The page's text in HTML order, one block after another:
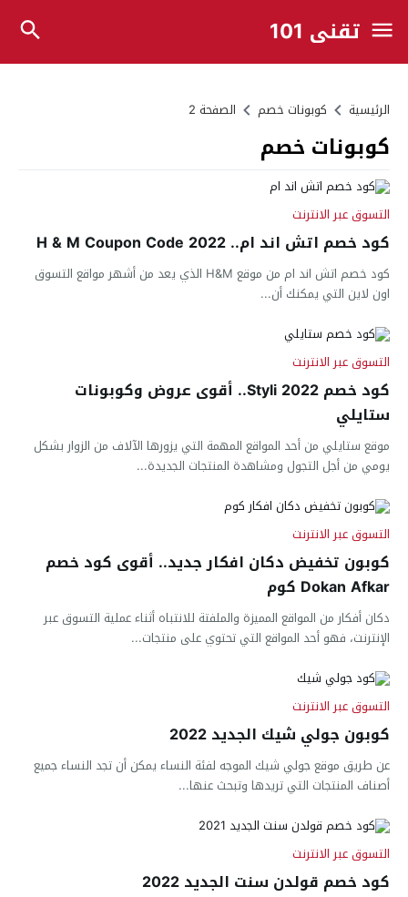
تقني 101
الرئيسية كوبونات خصم الصفحة 2
كوبونات خصم
التسوق عبر الانترنت
كود خصم اتش اند ام.. H & M Coupon Code 2022
كود خصم اتش اند ام من موقع H&M الذي يعد من أشهر مواقع التسوق
اون لاين التي يمكنك أن...
التسوق عبر الانترنت
كود خصم Styli 2022.. أقوى عروض وكوبونات
ستايلي
موقع ستايلي من أحد المواقع المهمة التي يزورها الآلاف من الزوار بشكل
يومي من أجل التجول ومشاهدة المنتجات الجديدة...
التسوق عبر الانترنت
كوبون تخفيض دكان افكار جديد.. أقوى كود خصم
Dokan Afkar كوم
دكان أفكار من المواقع المميزة والملفتة للانتباه أثناء عملية التسوق عبر
الإنترنت، فهو أحد المواقع التي تحتوي على منتجات...
التسوق عبر الانترنت
كوبون جولي شيك الجديد 2022
عن طريق موقع جولي شيك الموجه لفئة النساء يمكن أن تجد النساء جميع
أصناف المنتجات التي تريدها وتبحث عنها...
التسوق عبر الانترنت
كود خصم قولدن سنت الجديد 2022